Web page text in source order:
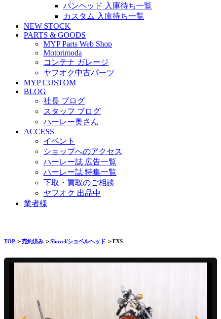
パンヘッド 入庫待ち一覧
カスタム 入庫待ち一覧
NEW STOCK
PARTS & GOODS
MYP Parts Web Shop
Motorimoda
コンテナ ガレージ
ヤフオク中古パーツ
MYP CUSTOM
BLOG
社長 ブログ
スタッフ ブログ
ハーレー奥さん
ACCESS
イベント
ショップへのアクセス
ハーレー誌 広告一覧
ハーレー誌 特集一覧
下取・買取のご相談
ヤフオク 出品中
業者様
TOP＞売約済み ＞Shovel/ショベルヘッド ＞FXS